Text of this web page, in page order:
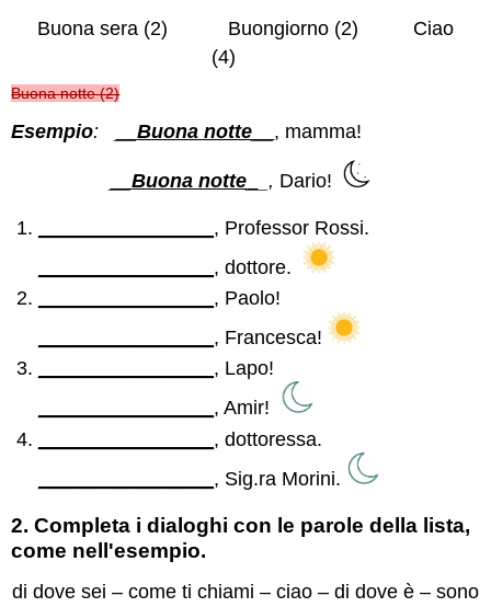
Buona sera (2) Buongiorno (2) Ciao
(4)
Buona notte (2)
Esempio: __Buona notte , mamma!
__Buona notte _, Dario!
, Professor Rossi.
, dottore.
, Paolo!
, Francesca!
, Lapo!
, Amir!
________________, dottoressa.
________________, Sig.ra Morini.
2. Completa i dialoghi con le parole della lista,
come nell'esempio.
di dove sei – come ti chiami – ciao – di dove è – sono